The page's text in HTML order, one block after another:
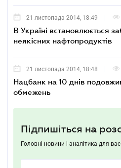
21 листопада 2014, 18:49
В Україні встановлюється
неякісних нафтопродуктів
21 листопада 2014, 18:48
Нацбанк на 10 днів
обмежень
Підпишіться на
Головні новини і аналітика для